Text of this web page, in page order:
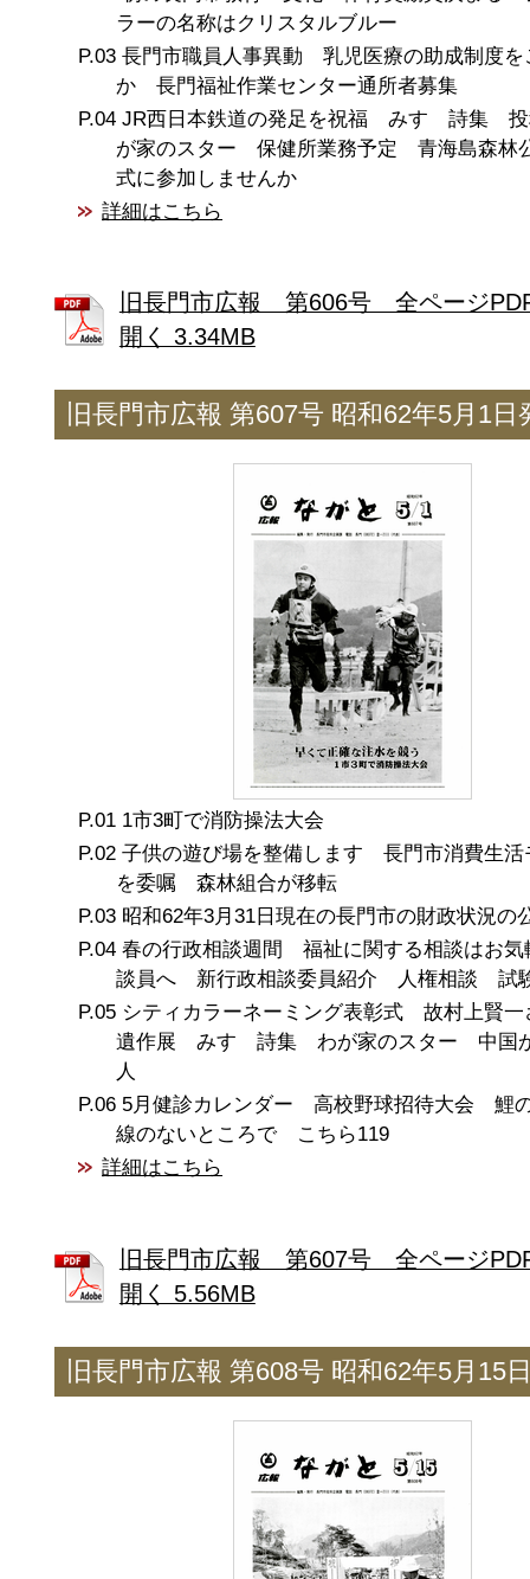
ラーの名称はクリスタルブルー
長門市職員人事異動 乳児医療の助成制度を
か 長門福祉作業センター通所者募集
JR西日本鉄道の発足を祝福 みすゞ詩集
が家のスター 保健所業務予定 青海島森林
式に参加しませんか
詳細はこちら
旧長門市広報 第606号 全ページ
開く 3.34MB
旧長門市広報 第607号 昭和62年5月1日
1市3町で消防操法大会
子供の遊び場を整備します 長門市消費生活
を委嘱 森林組合が移転
昭和62年3月31日現在の長門市の財政状況の
春の行政相談週間 福祉に関する相談はお気
談員へ 新行政相談委員紹介 人権相談 試
シティカラーネーミング表彰式 故村上賢一
遺作展 みすゞ詩集 わが家のスター 中国
人
5月健診カレンダー 高校野球招待大会 鯉
線のないところで こちら119
詳細はこちら
旧長門市広報 第607号 全ページ
開く 5.56MB
旧長門市広報 第608号 昭和62年5月15